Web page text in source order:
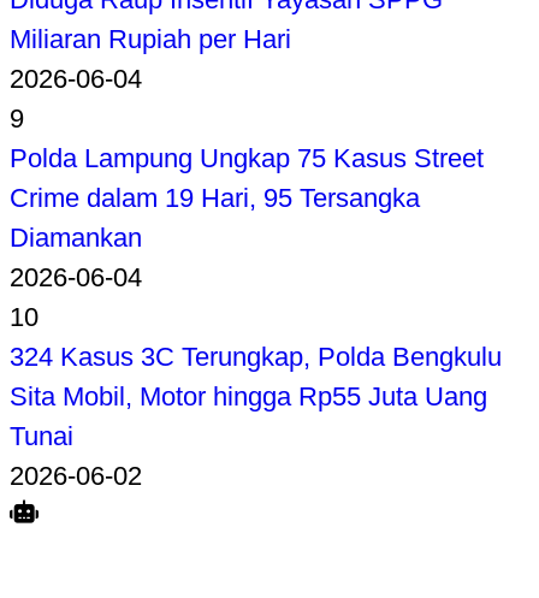
Miliaran Rupiah per Hari
2026-06-04
9
Polda Lampung Ungkap 75 Kasus Street
Crime dalam 19 Hari, 95 Tersangka
Diamankan
2026-06-04
10
324 Kasus 3C Terungkap, Polda Bengkulu
Sita Mobil, Motor hingga Rp55 Juta Uang
Tunai
2026-06-02